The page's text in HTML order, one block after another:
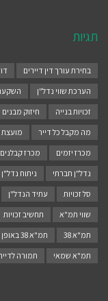
תגיות
בחירת עורך דין דיירים
הערכת שווי נדל"ן
זכויות בנייה
חיזוק מבנים
מה מקבל כל דייר
מכרז יזמים
מכרז קבלנים
נדל"ן חברתי
ניתוח נדל"ן
סל זכויות
עתיד הנדל"ן
שווי תמ"א
תחשיב זכויות
תמ"א 38
תמ"א 38 באופן עצמאי
תמ"א שמאי
תמורה